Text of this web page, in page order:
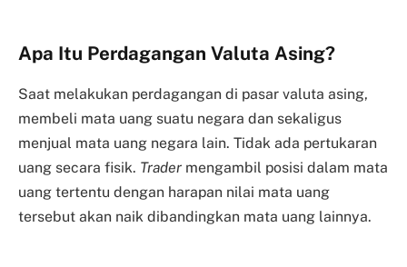
Apa Itu Perdagangan Valuta Asing?
Saat melakukan perdagangan di pasar valuta asing,
membeli mata uang suatu negara dan sekaligus
menjual mata uang negara lain. Tidak ada pertukaran
uang secara fisik. Trader mengambil posisi dalam mata
uang tertentu dengan harapan nilai mata uang
tersebut akan naik dibandingkan mata uang lainnya.